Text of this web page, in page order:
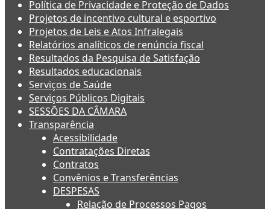
Política de Privacidade e Proteção de Dados
Projetos de incentivo cultural e esportivo
Projetos de Leis e Atos Infralegais
Relatórios analíticos de renúncia fiscal
Resultados da Pesquisa de Satisfação
Resultados educacionais
Serviços de Saúde
Serviços Públicos Digitais
SESSÕES DA CÂMARA
Transparência
Acessibilidade
Contratações Diretas
Contratos
Convênios e Transferências
DESPESAS
Relação de Processos Pagos